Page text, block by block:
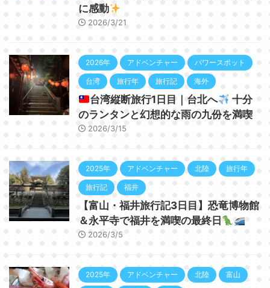
に感動
2026/3/21
2026年 アドベンチャー パワースポット
台湾 旅行年 旅行記 海外
台湾縦断旅行1日目｜台北へ
十分
のランタンと幻想的な雨の九份を満喫
2026/3/15
2025年 アドベンチャー 北陸 旅行年
旅行記 福井
【富山・福井旅行記3日目】恐竜博物館
＆永平寺で福井を満喫の最終日
2026/3/5
2025年 アドベンチャー 北陸 富山